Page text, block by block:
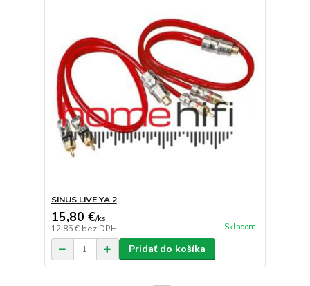
SINUS LIVE YA 2
15,80 €/ks
12,85 € bez DPH Skladom
Pridať do košíka